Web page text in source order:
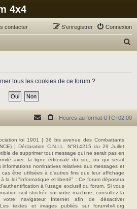
4x4
contacter Connexion
S’enregistrer
h
tous les cookies de ce forum ?
Heures au format UTC+02:00
loi 1901 | 36 bis avenue des Combattants
| Déclaration C.N.I.L. N°814215 du 29 Juillet
de supprimer tout message qui ne serait pas en
avec la ligne éditoriale du site, ou qui serait
nominatives relatives aux messages et
être utilisées à d'autres fins que leur affichage
la loi "informatique et liberté" : Ce forum déposera
à l'usage exclusif du forum. Si vous
soit stockée sur votre machine, consultez la
votre navigateur Internet afin de désactiver
textes et images publiés sur forum4x4.org